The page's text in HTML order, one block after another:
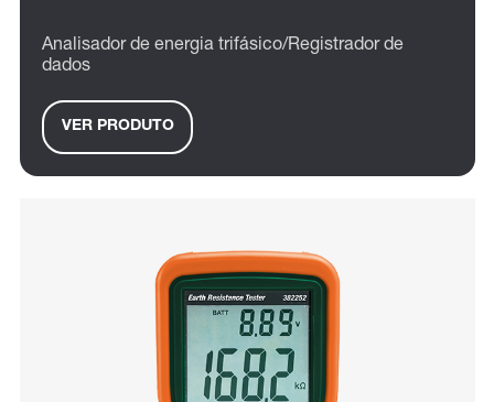
Analisador de energia trifásico/Registrador de
dados
VER PRODUTO